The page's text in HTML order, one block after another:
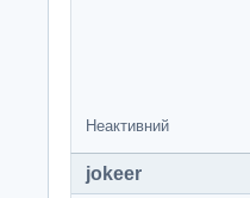
Неактивний
jokeer